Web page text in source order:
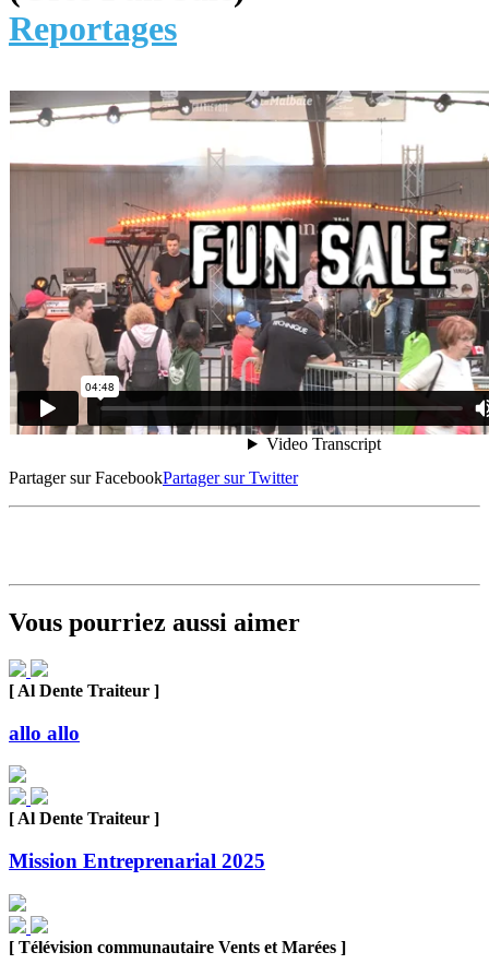
Reportages
Partager sur FacebookPartager sur Twitter
Vous pourriez aussi aimer
[ Al Dente Traiteur ]
allo allo
[ Al Dente Traiteur ]
Mission Entreprenarial 2025
[ Télévision communautaire Vents et Marées ]